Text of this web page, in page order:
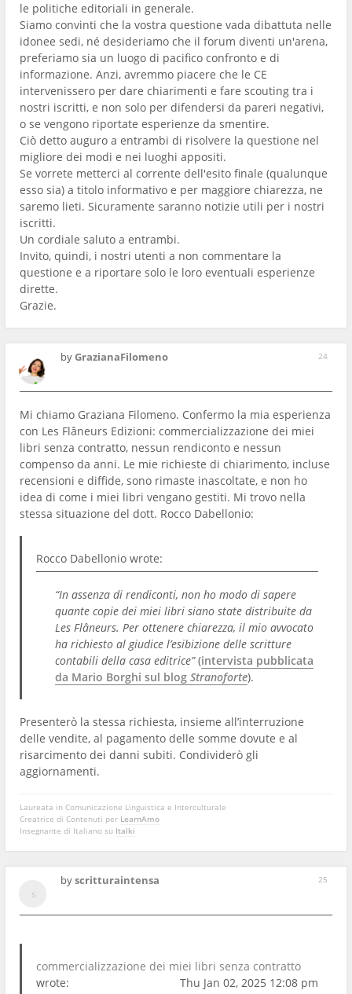
le politiche editoriali in generale.
Siamo convinti che la vostra questione vada dibattuta nelle
idonee sedi, né desideriamo che il forum diventi un'arena,
preferiamo sia un luogo di pacifico confronto e di
informazione. Anzi, avremmo piacere che le CE
intervenissero per dare chiarimenti e fare scouting tra i
nostri iscritti, e non solo per difendersi da pareri negativi,
o se vengono riportate esperienze da smentire.
Ciò detto auguro a entrambi di risolvere la questione nel
migliore dei modi e nei luoghi appositi.
Se vorrete metterci al corrente dell'esito finale (qualunque
esso sia) a titolo informativo e per maggiore chiarezza, ne
saremo lieti. Sicuramente saranno notizie utili per i nostri
iscritti.
Un cordiale saluto a entrambi.
Invito, quindi, i nostri utenti a non commentare la
questione e a riportare solo le loro eventuali esperienze
dirette.
Grazie.
24
byGrazianaFilomeno
Mi chiamo Graziana Filomeno. Confermo la mia esperienza
con Les Flâneurs Edizioni: commercializzazione dei miei
libri senza contratto, nessun rendiconto e nessun
compenso da anni. Le mie richieste di chiarimento, incluse
recensioni e diffide, sono rimaste inascoltate, e non ho
idea di come i miei libri vengano gestiti. Mi trovo nella
stessa situazione del dott. Rocco Dabellonio:
Rocco Dabellonio wrote:
“In assenza di rendiconti, non ho modo di sapere
quante copie dei miei libri siano state distribuite da
Les Flâneurs. Per ottenere chiarezza, il mio avvocato
ha richiesto al giudice l’esibizione delle scritture
contabili della casa editrice”(intervista pubblicata
da Mario Borghi sul blog Stranoforte).
Presenterò la stessa richiesta, insieme all’interruzione
delle vendite, al pagamento delle somme dovute e al
risarcimento dei danni subiti. Condividerò gli
aggiornamenti.
Laureata in Comunicazione Linguistica e Interculturale
Creatrice di Contenuti per LearnAmo
Insegnante di Italiano su Italki
25
byscritturaintensa
commercializzazione dei miei libri senza contratto
wrote:
Thu Jan 02, 2025 12:08 pm